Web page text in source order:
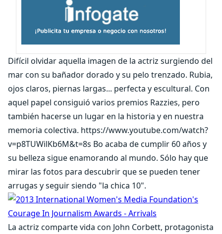
Difícil olvidar aquella imagen de la actriz surgiendo del
mar con su bañador dorado y su pelo trenzado. Rubia,
ojos claros, piernas largas... perfecta y escultural. Con
aquel papel consiguió varios premios Razzies, pero
también hacerse un lugar en la historia y en nuestra
memoria colectiva. https://www.youtube.com/watch?
v=p8TUWilKb6M&t=8s Bo acaba de cumplir 60 años y
su belleza sigue enamorando al mundo. Sólo hay que
mirar las fotos para descubrir que se pueden tener
arrugas y seguir siendo "la chica 10".
La actriz comparte vida con John Corbett, protagonista